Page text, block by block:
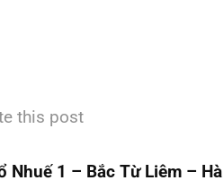
this post
Nhuế 1 – Bắc Từ Liêm –